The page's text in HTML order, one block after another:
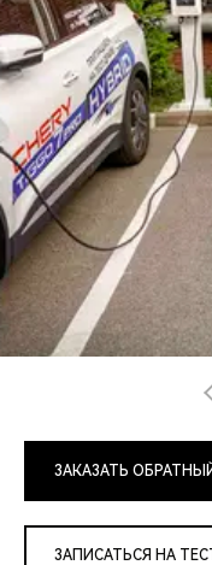
ЗАКАЗАТЬ
ЗАПИСАТЬСЯ НА